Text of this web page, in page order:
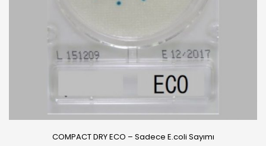
COMPACT DRY ECO – Sadece E.coli Sayımı